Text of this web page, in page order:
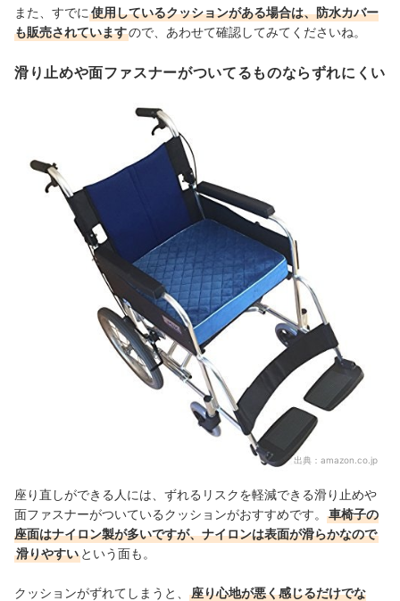
また、すでに 使用しているクッションがある場合は、防水カバー
も販売されていますので、あわせて確認してみてくださいね。
滑り止めや面ファスナーがついてるものならずれにくい
出典： amazon.co.jp
座り直しができる人には、ずれるリスクを軽減できる滑り止めや
面ファスナーがついているクッションがおすすめです。
車椅子の
座面はナイロン製が多いですが、ナイロンは表面が滑らかなので
滑りやすい という面も。
クッションがずれてしまうと、
座り心地が悪く感じるだけでな